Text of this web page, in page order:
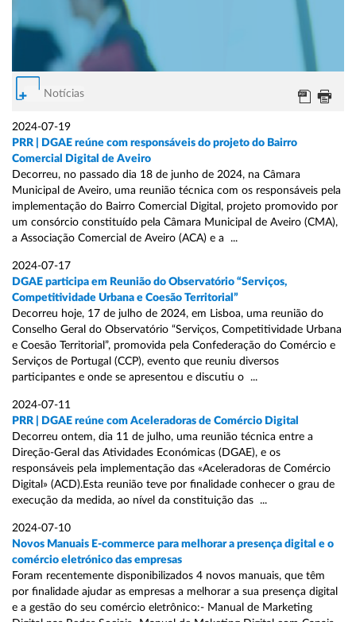
Notícias
2024-07-19
PRR | DGAE reúne com responsáveis do projeto do Bairro
Comercial Digital de Aveiro
Decorreu, no passado dia 18 de junho de 2024, na Câmara
Municipal de Aveiro, uma reunião técnica com os responsáveis pela
implementação do Bairro Comercial Digital, projeto promovido por
um consórcio constituído pela Câmara Municipal de Aveiro (CMA),
a Associação Comercial de Aveiro (ACA) e a ...
2024-07-17
DGAE participa em Reunião do Observatório “Serviços,
Competitividade Urbana e Coesão Territorial”
Decorreu hoje, 17 de julho de 2024, em Lisboa, uma reunião do
Conselho Geral do Observatório “Serviços, Competitividade Urbana
e Coesão Territorial”, promovida pela Confederação do Comércio e
Serviços de Portugal (CCP), evento que reuniu diversos
participantes e onde se apresentou e discutiu o ...
2024-07-11
PRR | DGAE reúne com Aceleradoras de Comércio Digital
Decorreu ontem, dia 11 de julho, uma reunião técnica entre a
Direção-Geral das Atividades Económicas (DGAE), e os
responsáveis pela implementação das «Aceleradoras de Comércio
Digital» (ACD).Esta reunião teve por finalidade conhecer o grau de
execução da medida, ao nível da constituição das ...
2024-07-10
Novos Manuais E-commerce para melhorar a presença digital e o
comércio eletrónico das empresas
Foram recentemente disponibilizados 4 novos manuais, que têm
por finalidade ajudar as empresas a melhorar a sua presença digital
e a gestão do seu comércio eletrônico:- Manual de Marketing